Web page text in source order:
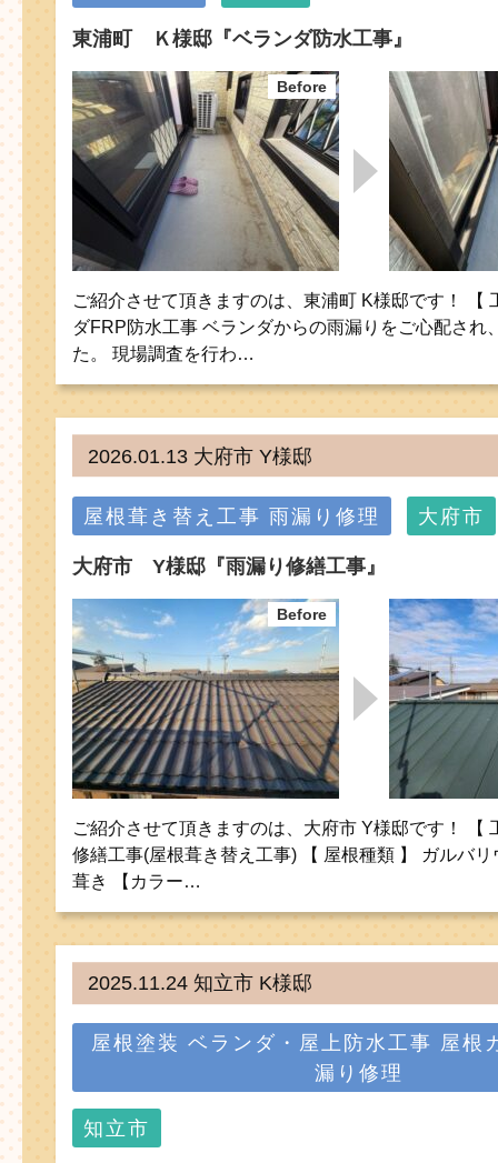
東浦町 Ｋ様邸『ベランダ防水工事』
ご紹介させて頂きますのは、東浦町 K様邸です！ 【
ダFRP防水工事 ベランダからの雨漏りをご心配され
た。 現場調査を行わ…
2026.01.13 大府市 Y様邸
屋根葺き替え工事 雨漏り修理 大府市
大府市 Y様邸『雨漏り修繕工事』
ご紹介させて頂きますのは、大府市 Y様邸です！ 【
修繕工事(屋根葺き替え工事) 【 屋根種類 】 ガルバ
葺き 【カラー…
2025.11.24 知立市 K様邸
屋根塗装 ベランダ・屋上防水工事 屋根
漏り修理
知立市